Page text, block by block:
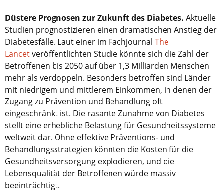
Düstere Prognosen zur Zukunft des Diabetes. Aktuelle
Studien prognostizieren einen dramatischen Anstieg der
Diabetesfälle. Laut einer im Fachjournal The
Lancetveröffentlichten Studie könnte sich die Zahl der
Betroffenen bis 2050 auf über 1,3 Milliarden Menschen
mehr als verdoppeln. Besonders betroffen sind Länder
mit niedrigem und mittlerem Einkommen, in denen der
Zugang zu Prävention und Behandlung oft
eingeschränkt ist. Die rasante Zunahme von Diabetes
stellt eine erhebliche Belastung für Gesundheitssysteme
weltweit dar. Ohne effektive Präventions- und
Behandlungsstrategien könnten die Kosten für die
Gesundheitsversorgung explodieren, und die
Lebensqualität der Betroffenen würde massiv
beeinträchtigt.